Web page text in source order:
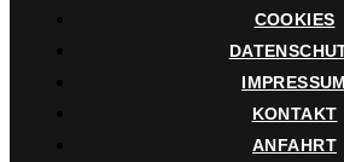
COOKIES
IMPRESSUM
KONTAKT
ANFAHRT